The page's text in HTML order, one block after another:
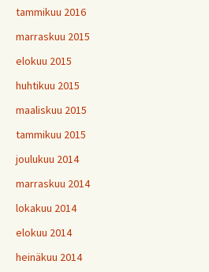
tammikuu 2016
marraskuu 2015
elokuu 2015
huhtikuu 2015
maaliskuu 2015
tammikuu 2015
joulukuu 2014
marraskuu 2014
lokakuu 2014
elokuu 2014
heinäkuu 2014